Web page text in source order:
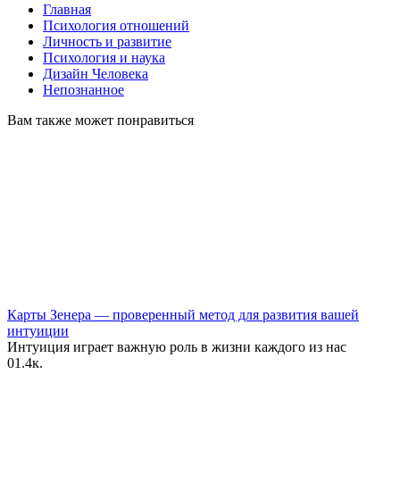
Главная
Психология отношений
Личность и развитие
Психология и наука
Дизайн Человека
Непознанное
Вам также может понравиться
Карты Зенера — проверенный метод для развития вашей
интуиции
Интуиция играет важную роль в жизни каждого из нас
01.4к.